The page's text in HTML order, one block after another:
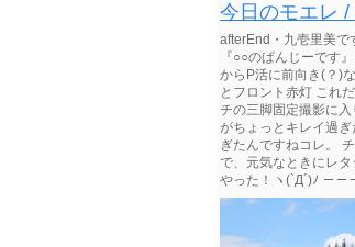
今日のモエレ
afterEnd・九壱里美で
『○○のぱんじーです
からP活に前向き(？)
とフロント赤灯 これ
チの三脚固定撮影に
がちょっとキレイ過
ぎたんですねコレ。
で、元気なときにレ
やった！ヽ(`Д´)ﾉ －